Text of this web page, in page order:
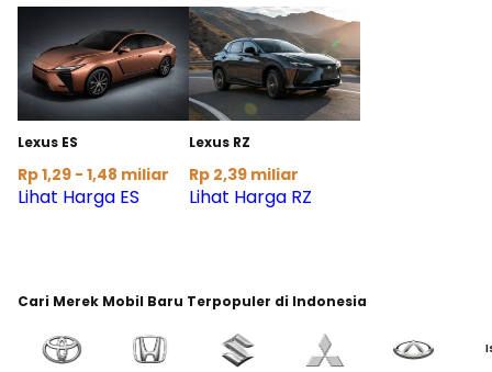
Lexus ES
Rp 1,29 - 1,48 miliar
Lihat Harga ES
Lexus RZ
Rp 2,39 miliar
Lihat Harga RZ
Cari Merek Mobil Baru Terpopuler di Indonesia